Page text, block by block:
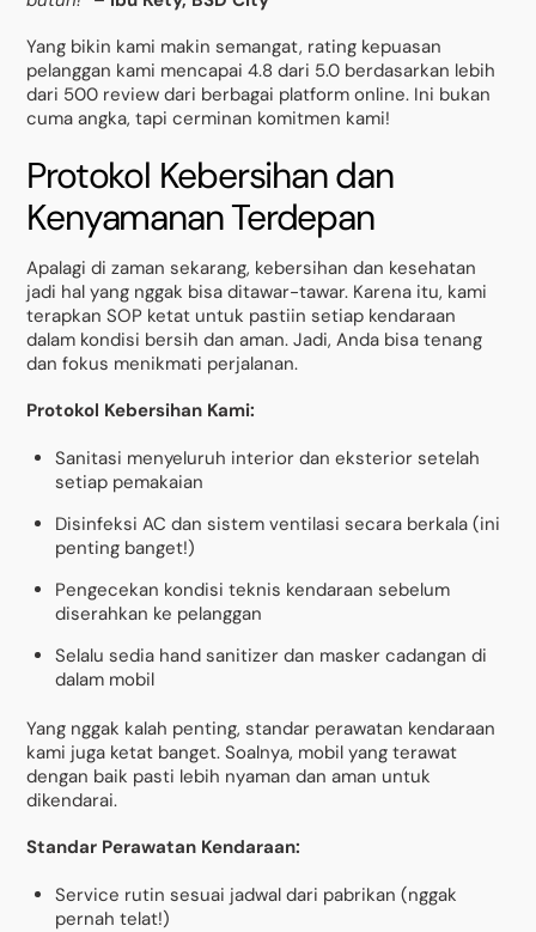
Yang bikin kami makin semangat, rating kepuasan
pelanggan kami mencapai 4.8 dari 5.0 berdasarkan lebih
dari 500 review dari berbagai platform online. Ini bukan
cuma angka, tapi cerminan komitmen kami!
Protokol Kebersihan dan
Kenyamanan Terdepan
Apalagi di zaman sekarang, kebersihan dan kesehatan
jadi hal yang nggak bisa ditawar-tawar. Karena itu, kami
terapkan SOP ketat untuk pastiin setiap kendaraan
dalam kondisi bersih dan aman. Jadi, Anda bisa tenang
dan fokus menikmati perjalanan.
Protokol Kebersihan Kami:
Sanitasi menyeluruh interior dan eksterior setelah
setiap pemakaian
Disinfeksi AC dan sistem ventilasi secara berkala (ini
penting banget!)
Pengecekan kondisi teknis kendaraan sebelum
diserahkan ke pelanggan
Selalu sedia hand sanitizer dan masker cadangan di
dalam mobil
Yang nggak kalah penting, standar perawatan kendaraan
kami juga ketat banget. Soalnya, mobil yang terawat
dengan baik pasti lebih nyaman dan aman untuk
dikendarai.
Standar Perawatan Kendaraan:
Service rutin sesuai jadwal dari pabrikan (nggak
pernah telat!)